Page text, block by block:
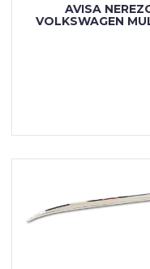
AVISA
VOLKSWAGEN